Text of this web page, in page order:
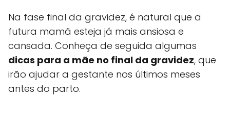
Na fase final da gravidez, é natural que a
futura mamã esteja já mais ansiosa e
cansada. Conheça de seguida algumas
dicas para a mãe no final da gravidez, que
irão ajudar a gestante nos últimos meses
antes do parto.